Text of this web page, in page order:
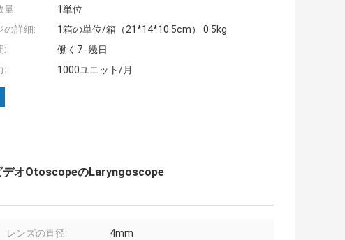
量:
1単位
の詳細:
1箱の単位/箱（21*14*10.5cm） 0.5kg
:
働く7 -幾日
:
1000ユニット/月
デオOtoscopeのLaryngoscope
レンズの直径: 4mm